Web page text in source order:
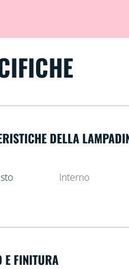
DELLA
Interno
E FINITURA